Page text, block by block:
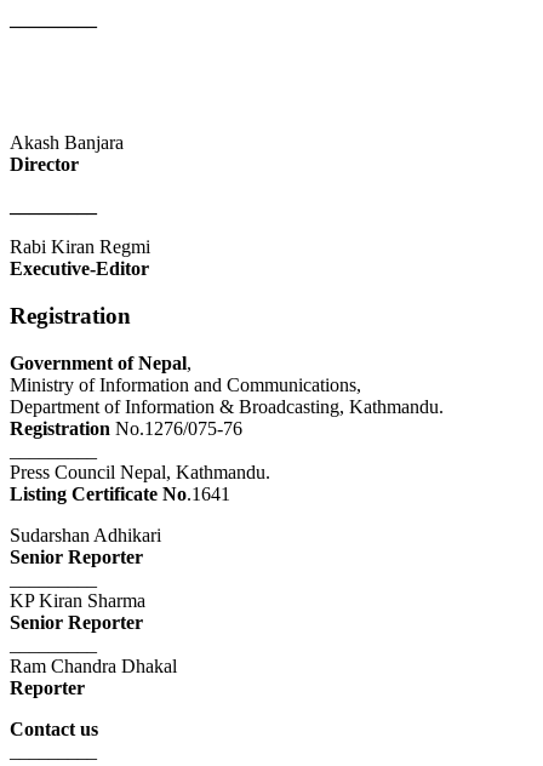
Akash Banjara
Director
Rabi Kiran Regmi
Executive-Editor
Registration
Government of Nepal,
Ministry of Information and Communications,
Department of Information & Broadcasting, Kathmandu.
Registration No.1276/075-76
Press Council Nepal, Kathmandu.
Listing Certificate No.1641
Sudarshan Adhikari
Senior Reporter
KP Kiran Sharma
Senior Reporter
Ram Chandra Dhakal
Reporter
Contact us